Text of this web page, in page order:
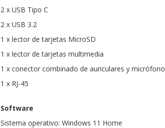
2 x USB Tipo C
2 x USB 3.2
1 x lector de tarjetas MicroSD
1 x lector de tarjetas multimedia
1 x conector combinado de auriculares y micrófono
1 x RJ-45
Software
Sistema operativo: Windows 11 Home